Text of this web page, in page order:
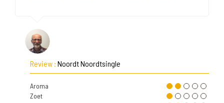
Review : Noordt Noordtsingle
Aroma
Zoet